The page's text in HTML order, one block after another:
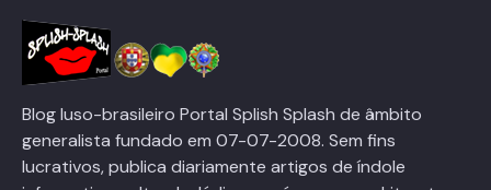
Blog luso-brasileiro Portal Splish Splash de âmbito
generalista fundado em 07-07-2008. Sem fins
lucrativos, publica diariamente artigos de índole